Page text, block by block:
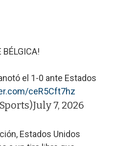
BÉLGICA!
el 1-0 ante Estados
ceR5Cft7hz
July 7, 2026
Estados Unidos